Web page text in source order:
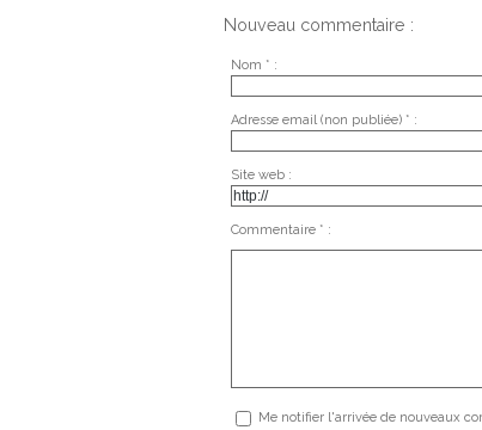
Nouveau commentaire :
Nom * :
Adresse email (non publiée) * :
Site web :
Commentaire * :
Me notifier l'arrivée de nouveaux